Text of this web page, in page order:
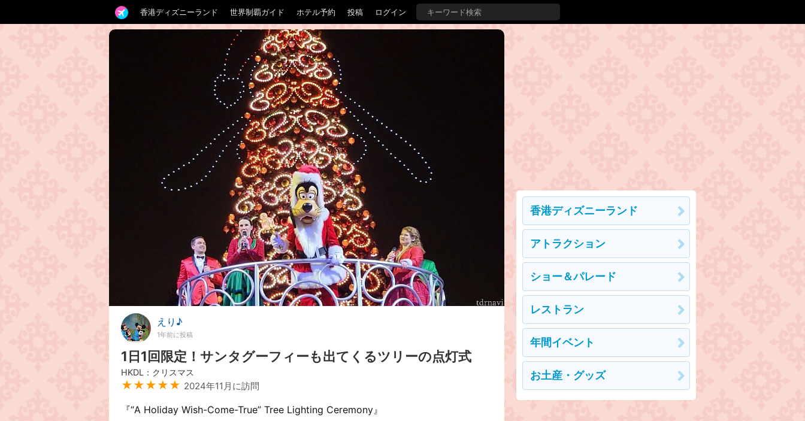
香港ディズニーランド 世界制覇ガイド ホテル予約 投稿 ログイン
えり♪
1年前に投稿
1日1回限定！サンタグーフィーも出てくるツリーの点灯式
HKDL：クリスマス
★★★★★ 2024年11月に訪問
『“A Holiday Wish-Come-True” Tree Lighting Ceremony』
香港ディズニーランド
アトラクション
ショー＆パレード
レストラン
年間イベント
お土産・グッズ